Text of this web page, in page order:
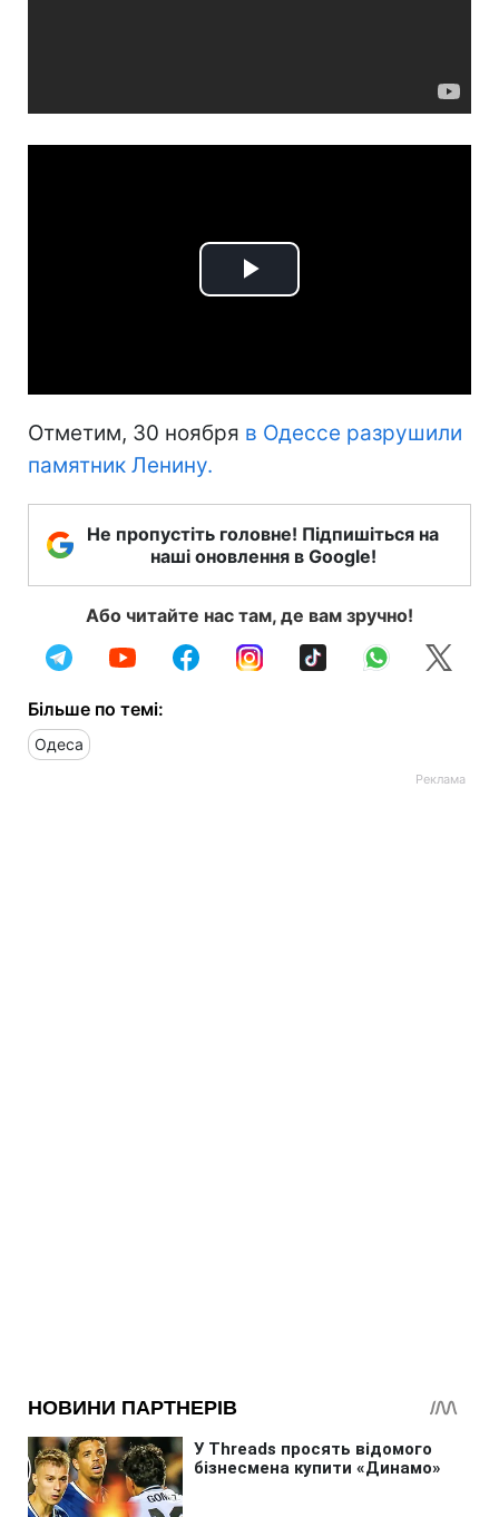
Play
Отметим, 30 ноября в Одессе разрушили
памятник Ленину.
Не пропустіть головне! Підпишіться на
наші оновлення в Google!
Або читайте нас там, де вам зручно!
Більше по темі:
Одеса